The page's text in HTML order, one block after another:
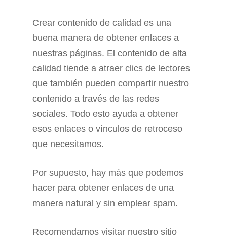
Crear contenido de calidad es una
buena manera de obtener enlaces a
nuestras páginas. El contenido de alta
calidad tiende a atraer clics de lectores
que también pueden compartir nuestro
contenido a través de las redes
sociales. Todo esto ayuda a obtener
esos enlaces o vínculos de retroceso
que necesitamos.
Por supuesto, hay más que podemos
hacer para obtener enlaces de una
manera natural y sin emplear spam.
Recomendamos visitar nuestro sitio